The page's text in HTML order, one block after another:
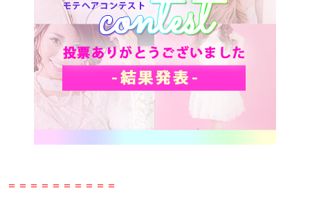
＝＝＝＝＝＝＝＝＝＝